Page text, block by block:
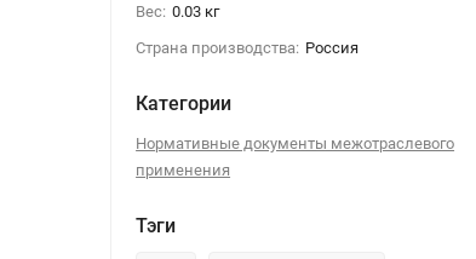
Вес: 0.03 кг
Страна производства: Россия
Категории
Нормативные документы межотраслевого
применения
Тэги